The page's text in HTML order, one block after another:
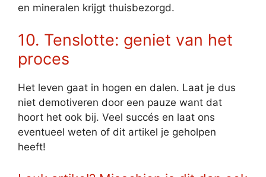
en mineralen krijgt thuisbezorgd.
10. Tenslotte: geniet van het
proces
Het leven gaat in hogen en dalen. Laat je dus
niet demotiveren door een pauze want dat
hoort het ook bij. Veel succés en laat ons
eventueel weten of dit artikel je geholpen
heeft!